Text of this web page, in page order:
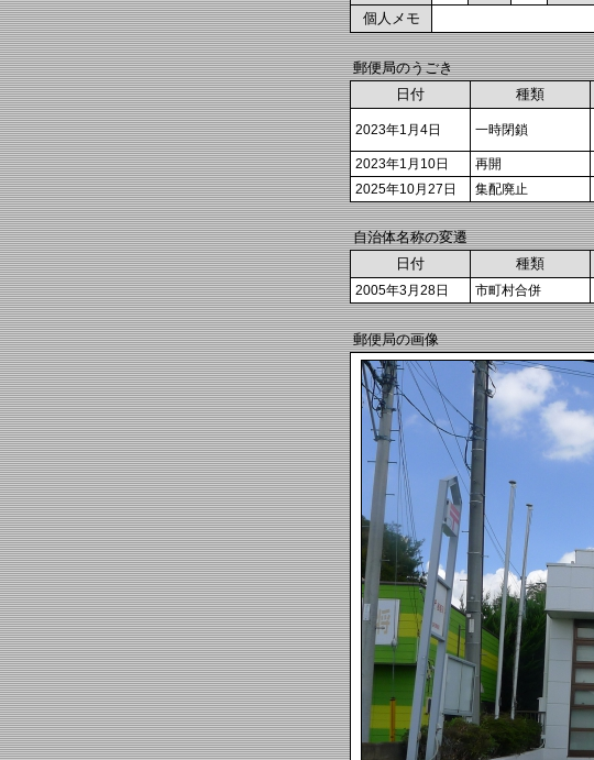
個人メモ
郵便局のうごき
日付
種類
2023年1月4日 一時閉鎖
2023年1月10日
再開
2025年10月27日
集配廃止
自治体名称の変遷
日付
種類
2005年3月28日 市町村合併
郵便局の画像